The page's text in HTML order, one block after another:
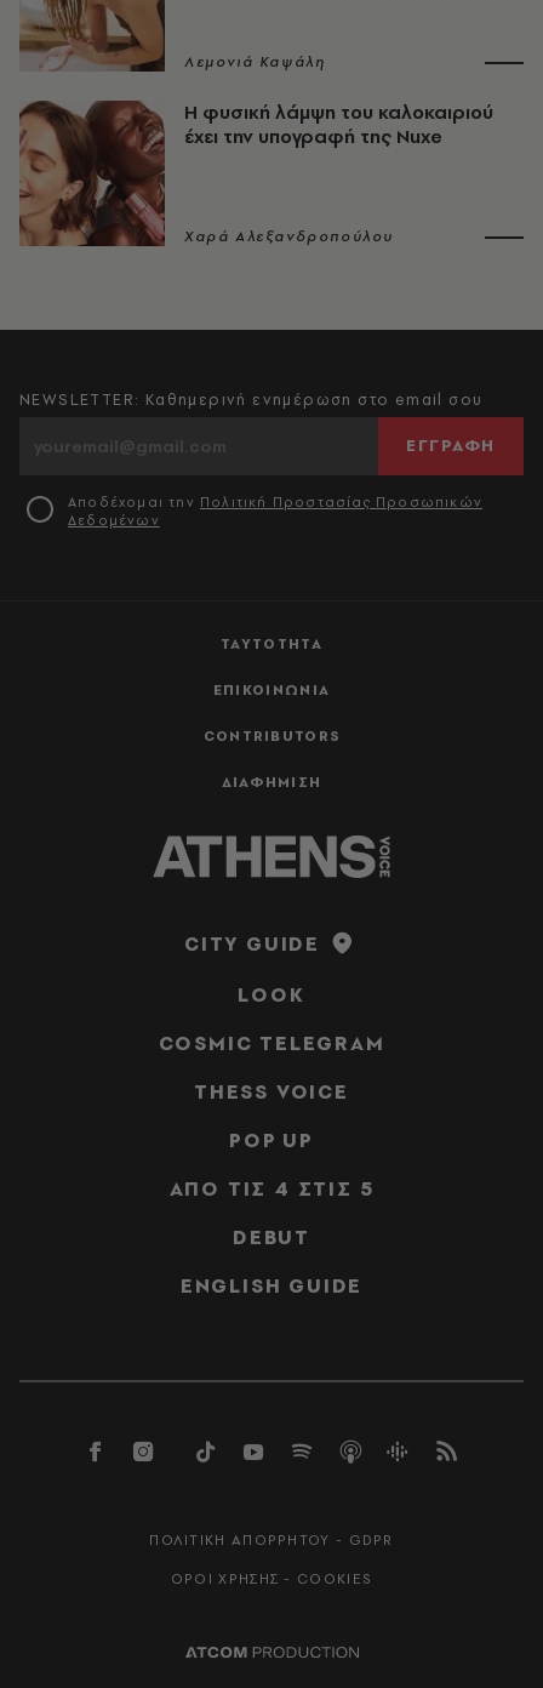
Λεμονιά Καψάλη
Η φυσική λάμψη του καλοκαιριού
έχει την υπογραφή της Nuxe
Χαρά Αλεξανδροπούλου
ΤΑΥΤΟΤΗΤΑ
ΕΠΙΚΟΙΝΩΝΙΑ
CONTRIBUTORS
ΔΙΑΦΗΜΙΣΗ
NEWSLETTER: Καθημερινή ενημέρωση στο email σου
ΕΓΓΡΑΦΗ
Αποδέχομαι την Πολιτική Προστασίας Προσωπικών
Δεδομένων
CITY GUIDE
LOOK
COSMIC TELEGRAM
THESS VOICE
POP UP
ΑΠΟ ΤΙΣ 4 ΣΤΙΣ 5
DEBUT
ENGLISH GUIDE
ΠΟΛΙΤΙΚΗ ΑΠΟΡΡΗΤΟΥ - GDPR
ΟΡΟΙ ΧΡΗΣΗΣ - COOKIES